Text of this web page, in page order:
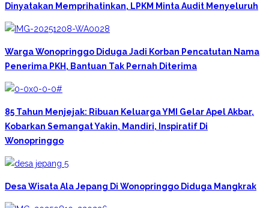
Dinyatakan Memprihatinkan, LPKM Minta Audit Menyeluruh
Warga Wonopringgo Diduga Jadi Korban Pencatutan Nama
Penerima PKH, Bantuan Tak Pernah Diterima
85 Tahun Menjejak: Ribuan Keluarga YMI Gelar Apel Akbar,
Kobarkan Semangat Yakin, Mandiri, Inspiratif Di
Wonopringgo
Desa Wisata Ala Jepang Di Wonopringgo Diduga Mangkrak